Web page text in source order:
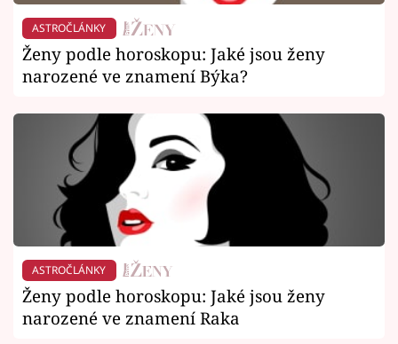
ASTROČLÁNKY
Ženy podle horoskopu: Jaké jsou ženy
narozené ve znamení Býka?
ASTROČLÁNKY
Ženy podle horoskopu: Jaké jsou ženy
narozené ve znamení Raka